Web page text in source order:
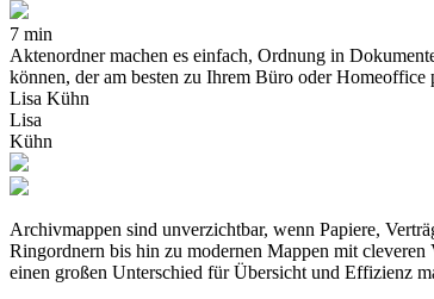
7 min
Aktenordner machen es einfach, Ordnung in
können, der am besten zu Ihrem Büro oder Homeoffice
Lisa Kühn
Lisa
Kühn
Archivmappen sind unverzichtbar, wenn Papiere,
Ringordnern bis hin zu modernen Mappen mit
einen großen Unterschied für Übersicht und Effizienz